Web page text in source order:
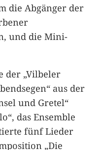
die Abgänger der
und die Mini-
der „Vilbeler
aus der
und Gretel“
das Ensemble
fünf Lieder
„Die